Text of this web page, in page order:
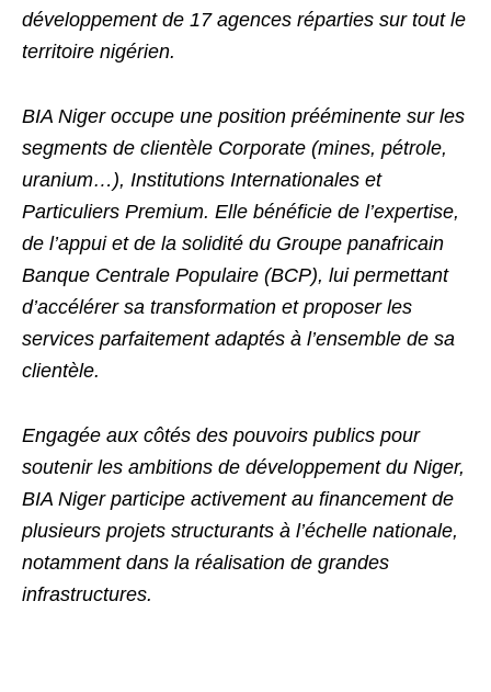
développement de 17 agences réparties sur tout le
territoire nigérien.
BIA Niger occupe une position prééminente sur les
segments de clientèle Corporate (mines, pétrole,
uranium…), Institutions Internationales et
Particuliers Premium. Elle bénéficie de l’expertise,
de l’appui et de la solidité du Groupe panafricain
Banque Centrale Populaire (BCP), lui permettant
d’accélérer sa transformation et proposer les
services parfaitement adaptés à l’ensemble de sa
clientèle.
Engagée aux côtés des pouvoirs publics pour
soutenir les ambitions de développement du Niger,
BIA Niger participe activement au financement de
plusieurs projets structurants à l’échelle nationale,
notamment dans la réalisation de grandes
infrastructures.